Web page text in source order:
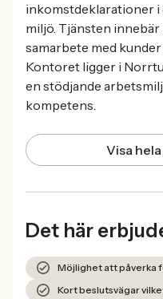
inkomstdeklarationer i
miljö. Tjänsten
samarbete med
Kontoret ligger i
en stödjande
kompetens.
Visa
Det här
Möjlighet att påverka
Kort beslutsvägar